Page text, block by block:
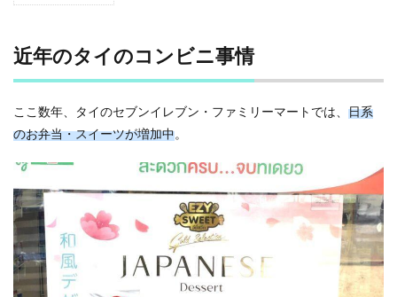
イの
コン
ビニ
チー
（39
バー
ツ）
3
チー
ズケ
近年のタイのコンビニ事情
ここ数年、タイのセブンイレブン・ファミリーマートでは、 日系
のお弁当・スイーツが増加中。